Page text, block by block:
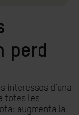
perd
interessos d’una
totes les
augmenta la